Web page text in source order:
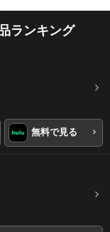
ランキング
無料で見る